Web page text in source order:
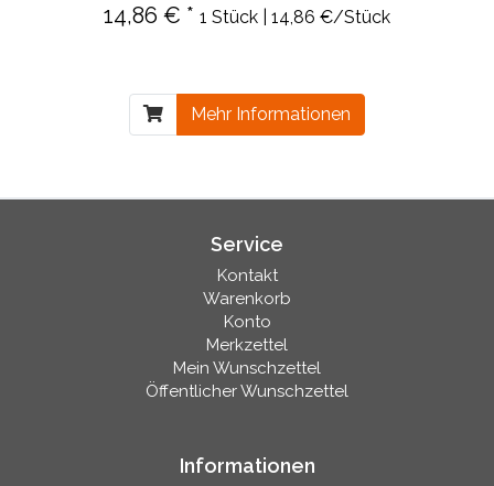
14,86 € * 1 Stück | 14,86 €/Stück
Mehr Informationen
Service
Kontakt
Warenkorb
Konto
Merkzettel
Mein Wunschzettel
Öffentlicher Wunschzettel
Informationen